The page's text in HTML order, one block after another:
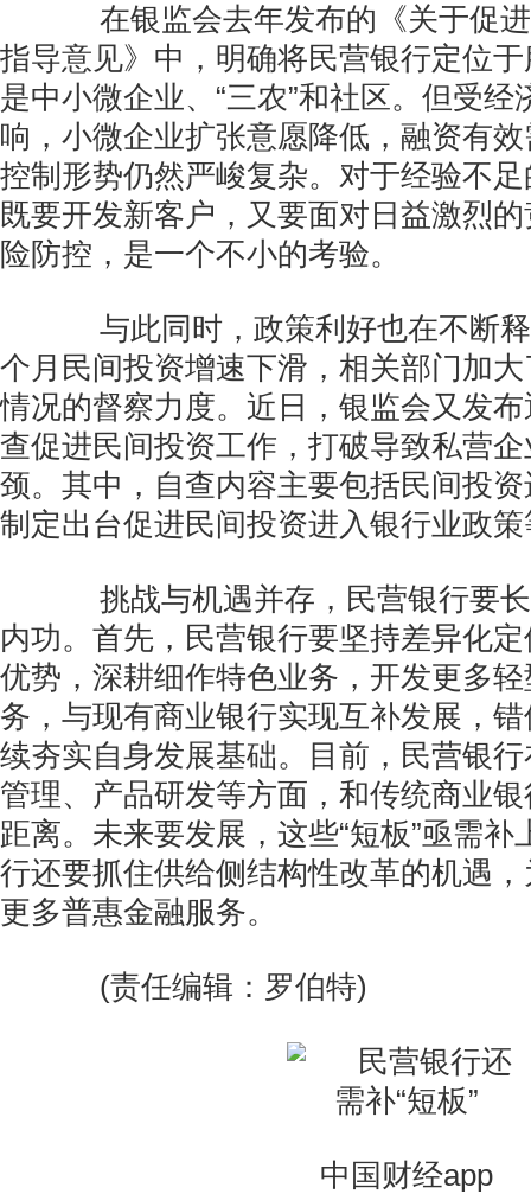
在银监会去年发布的《关于促进
指导意见》中，明确将民营银行定位
是中小微企业、“三农”和社区。但受经
响，小微企业扩张意愿降低，融资有
控制形势仍然严峻复杂。对于经验不
既要开发新客户，又要面对日益激烈
险防控，是一个不小的考验。
与此同时，政策利好也在不断释
个月民间投资增速下滑，相关部门加
情况的督察力度。近日，银监会又发
查促进民间投资工作，打破导致私营
颈。其中，自查内容主要包括民间投
制定出台促进民间投资进入银行业政
挑战与机遇并存，民营银行要长
内功。首先，民营银行要坚持差异化
优势，深耕细作特色业务，开发更多
务，与现有商业银行实现互补发展，
续夯实自身发展基础。目前，民营银
管理、产品研发等方面，和传统商业
距离。未来要发展，这些“短板”亟需补
行还要抓住供给侧结构性改革的机遇
更多普惠金融服务。
(责任编辑：罗伯特)
中国财经app